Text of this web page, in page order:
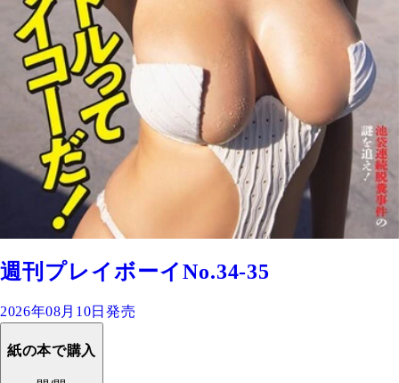
週刊プレイボーイNo.34-35
2026年08月10日発売
紙の本で購入